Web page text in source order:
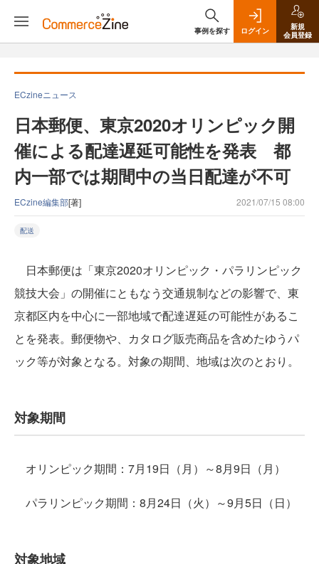
事例を探す ログイン
新規
会員登録
ECzineニュース
日本郵便、東京2020オリンピック開
催による配達遅延可能性を発表 都
内一部では期間中の当日配達が不可
ECzine編集部[著] 2021/07/15 08:00
配送
日本郵便は「東京2020オリンピック・パラリンピック
競技大会」の開催にともなう交通規制などの影響で、東
京都区内を中心に一部地域で配達遅延の可能性があるこ
とを発表。郵便物や、カタログ販売商品を含めたゆうパ
ック等が対象となる。対象の期間、地域は次のとおり。
対象期間
オリンピック期間：7月19日（月）～8月9日（月）
パラリンピック期間：8月24日（火）～9月5日（日）
対象地域